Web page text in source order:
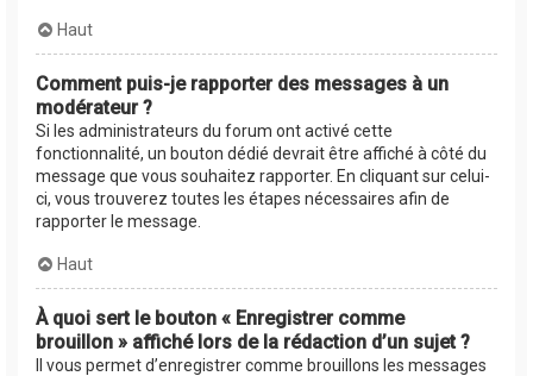
Haut
Comment puis-je rapporter des messages à un
modérateur ?
Si les administrateurs du forum ont activé cette
fonctionnalité, un bouton dédié devrait être affiché à côté du
message que vous souhaitez rapporter. En cliquant sur celui-
ci, vous trouverez toutes les étapes nécessaires afin de
rapporter le message.
Haut
À quoi sert le bouton « Enregistrer comme
brouillon » affiché lors de la rédaction d’un sujet ?
Il vous permet d’enregistrer comme brouillons les messages